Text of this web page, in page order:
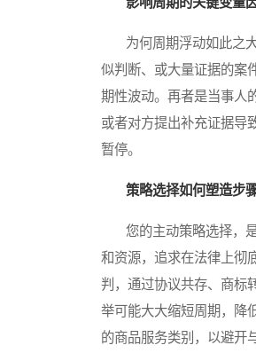
为何周期浮动如此之大
似判断、或大量证据的案
期性波动。再者是当事人
或者对方提出补充证据导
暂停。
策略选择如何塑造步
您的主动策略选择，是
和资源，追求在法律上彻
判，通过协议共存、商标
举可能大大缩短周期，降
的商品服务类别，以避开